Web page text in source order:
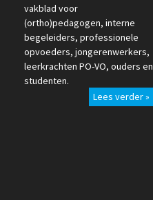
vakblad voor
(ortho)pedagogen, interne
begeleiders, professionele
opvoeders, jongerenwerkers,
leerkrachten PO-VO, ouders en
studenten.
Lees verder »